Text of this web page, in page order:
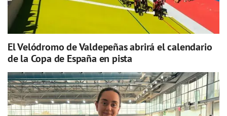
El Velódromo de Valdepeñas abrirá el calendario
de la Copa de España en pista